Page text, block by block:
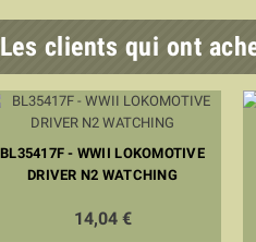
Les clients qui ont
BL35417F - WWII LOKOMOTIVE
DRIVER N2 WATCHING
14,04 €